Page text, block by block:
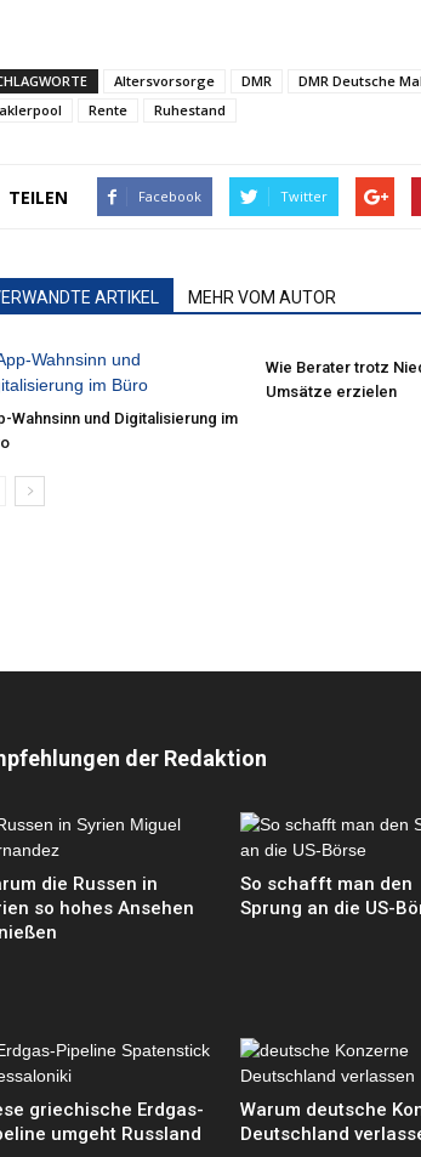
Altersvorsorge DMR DMR Deutsche
Rente Ruhestand
TEILEN Facebook Twitter
ARTIKEL MEHR VOM AUTOR
Wahnsinn und Digitalisierung im
Wie Berater trotz
Umsätze erzielen
der Redaktion
die Russen in
so hohes Ansehen
So schafft man den
Sprung an die US-
griechische Erdgas-
umgeht Russland
Warum deutsche
Deutschland